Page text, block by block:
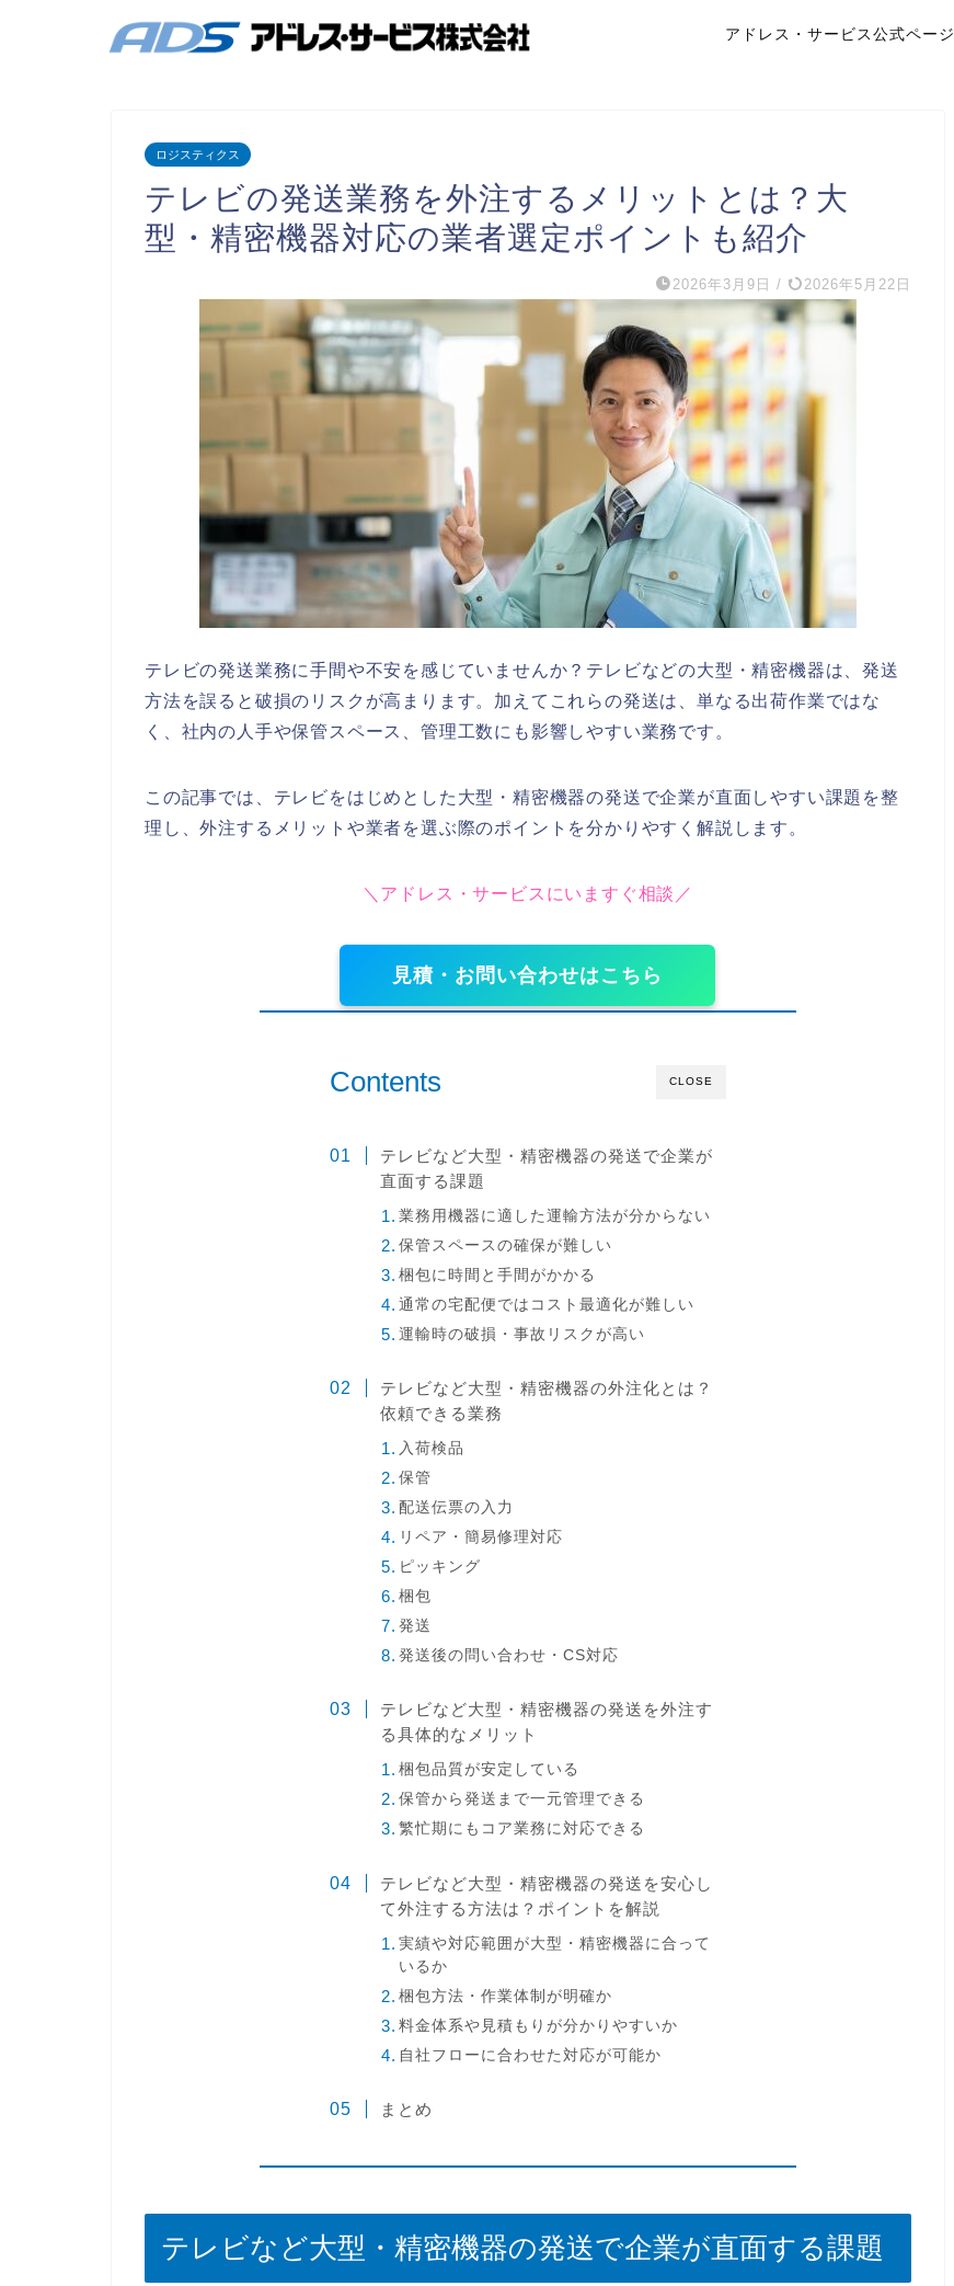
アドレス・サービス公式ページ
ロジスティクス
テレビの発送業務を外注するメリットとは？大
型・精密機器対応の業者選定ポイントも紹介
2026年3月9日 / 2026年5月22日
テレビの発送業務に手間や不安を感じていませんか？テレビなどの大型・精密機器は、発送
方法を誤ると破損のリスクが高まります。加えてこれらの発送は、単なる出荷作業ではな
く、社内の人手や保管スペース、管理工数にも影響しやすい業務です。
この記事では、テレビをはじめとした大型・精密機器の発送で企業が直面しやすい課題を整
理し、外注するメリットや業者を選ぶ際のポイントを分かりやすく解説します。
＼アドレス・サービスにいますぐ相談／
見積・お問い合わせはこちら
CLOSE
Contents
テレビなど大型・精密機器の発送で企業が
直面する課題
業務用機器に適した運輸方法が分からない
保管スペースの確保が難しい
梱包に時間と手間がかかる
通常の宅配便ではコスト最適化が難しい
運輸時の破損・事故リスクが高い
テレビなど大型・精密機器の外注化とは？
依頼できる業務
入荷検品
保管
配送伝票の入力
リペア・簡易修理対応
ピッキング
梱包
発送
発送後の問い合わせ・CS対応
テレビなど大型・精密機器の発送を外注す
る具体的なメリット
梱包品質が安定している
保管から発送まで一元管理できる
繁忙期にもコア業務に対応できる
テレビなど大型・精密機器の発送を安心し
て外注する方法は？ポイントを解説
実績や対応範囲が大型・精密機器に合って
いるか
梱包方法・作業体制が明確か
料金体系や見積もりが分かりやすいか
自社フローに合わせた対応が可能か
まとめ
テレビなど大型・精密機器の発送で企業が直面する課題